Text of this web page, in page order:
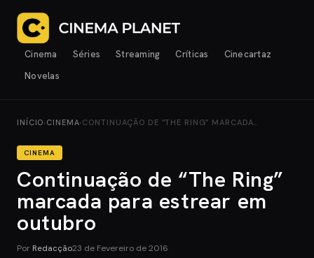
Cinema Séries Streaming Críticas
Cinecartaz
Novelas
INÍCIO› CINEMA› CONTINUAÇÃO DE “THE RING” MARCADA…
CINEMA
Continuação de “The Ring”
marcada para estrear em
outubro
Por Redacção23 de Fevereiro de 2016